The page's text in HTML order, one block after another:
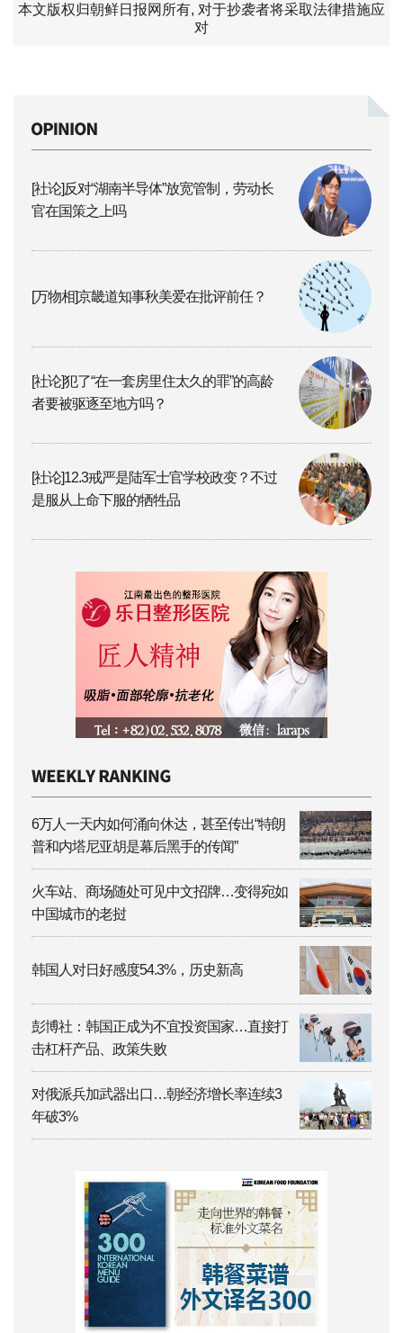
本文版权归朝鲜日报网所有, 对于抄袭者将采取法律措施应
对
[社论]反对“湖南半导体”放宽管制，劳动长
官在国策之上吗
[万物相]京畿道知事秋美爱在批评前任？
[社论]犯了“在一套房里住太久的罪”的高龄
者要被驱逐至地方吗？
[社论]12.3戒严是陆军士官学校政变？不过
是服从上命下服的牺牲品
6万人一天内如何涌向休达，甚至传出“特朗
普和内塔尼亚胡是幕后黑手的传闻”
火车站、商场随处可见中文招牌…变得宛如
中国城市的老挝
韩国人对日好感度54.3%，历史新高
彭博社：韩国正成为不宜投资国家…直接打
击杠杆产品、政策失败
对俄派兵加武器出口…朝经济增长率连续3
年破3%